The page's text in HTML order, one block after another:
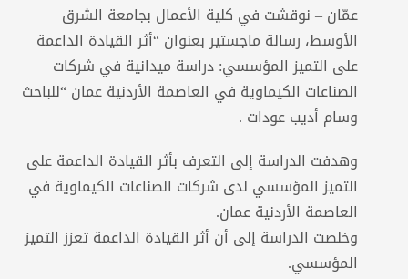
عمّان – نوقشت في كلية الأعمال بجامعة الشرق
الأوسط، رسالة ماجستير بعنوان “أثر القيادة الداعمة
على التميز المؤسسي: دراسة ميدانية في شركات
الصناعات الكيماوية في العاصمة الأردنية عمان “للباحث
وسام أديب عودات .
وهدفت الدراسة إلى التعرف بأثر القيادة الداعمة على
التميز المؤسسي لدى شركات الصناعات الكيماوية في
العاصمة الأردنية عمان.
وخلصت الدراسة إلى أن أثر القيادة الداعمة تعزز التميز
المؤسسي.